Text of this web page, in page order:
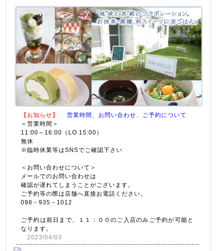
【お知らせ】
営業時間、お問い合わせ、ご予約について
＜営業時間＞
11:00～16:00（LO 15:00）
無休
※臨時休業等はSNSでご確認下さい
＜お問い合わせについて＞
メールでのお問い合わせは
確認が遅れてしまうことがございます。
ご予約等の際は店舗へ直接お電話ください。
098－935－1012
ご予約は前日まで、１１：００のご入店のみご予約が可能と
なります。
2023/04/03